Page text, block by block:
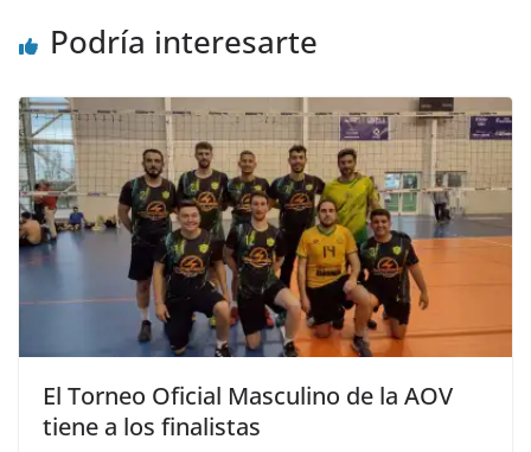
Podría interesarte
El Torneo Oficial Masculino de la AOV
tiene a los finalistas